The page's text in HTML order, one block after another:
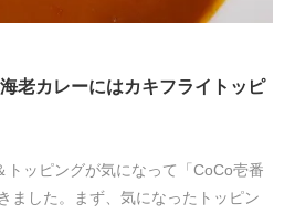
老カレーにはカキフライトッピ
トッピングが気になって「CoCo壱番
ました。まず、気になったトッピン